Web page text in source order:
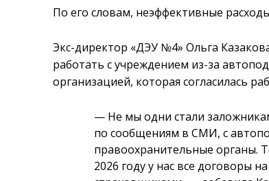
По его словам, неэффективные
Экс-директор «ДЭУ №4» Ольга
работать с учреждением из-за
организацией, которая согласилась
— Не мы одни стали
по сообщениям в СМИ, с
правоохранительные органы.
2026 году у нас все договоры